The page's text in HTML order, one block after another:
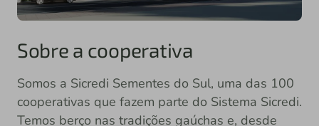
Sobre a cooperativa
Somos a Sicredi Sementes do Sul, uma das 100
cooperativas que fazem parte do Sistema Sicredi.
Temos berço nas tradições gaúchas e, desde